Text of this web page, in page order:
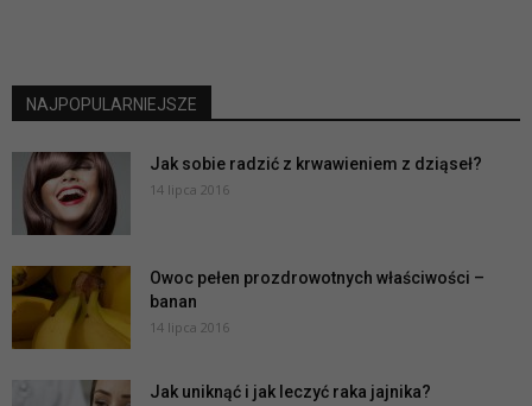
NAJPOPULARNIEJSZE
Jak sobie radzić z krwawieniem z dziąseł?
14 lipca 2016
Owoc pełen prozdrowotnych właściwości –
banan
14 lipca 2016
Jak uniknąć i jak leczyć raka jajnika?